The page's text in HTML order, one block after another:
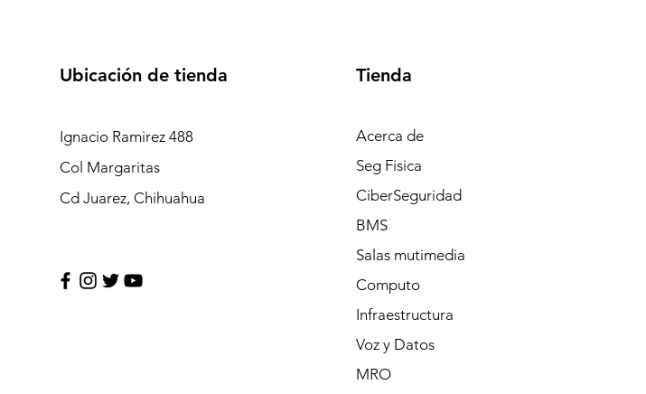
Ubicación de tienda
Ignacio Ramirez 488
Col Margaritas
Cd Juarez, Chihuahua
Tienda
Acerca de
Seg Fisica
CiberSeguridad
BMS
Salas mutimedia
Computo
Infraestructura
Voz y Datos
MRO